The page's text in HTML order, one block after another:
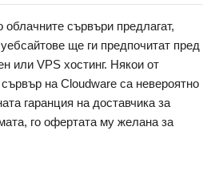
сървъри предлагат,
ще ги предпочитат пред
или VPS хостинг. Някои от
на Cloudware са невероятно
гаранция на доставчика за
го офертата му желана за